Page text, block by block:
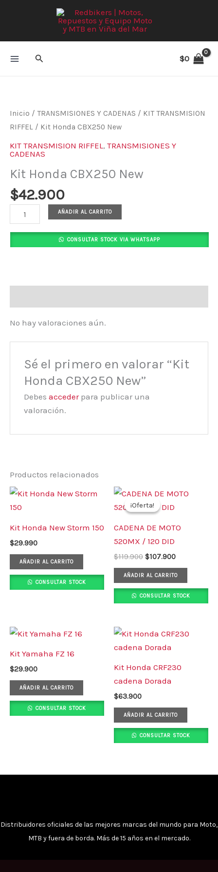
Buscar $0
Inicio / TRANSMISIONES Y CADENAS / KIT TRANSMISION
RIFFEL / Kit Honda CBX250 New
KIT TRANSMISION RIFFEL, TRANSMISIONES Y
CADENAS
Kit Honda CBX250 New
$42.900
CBX250
New
AÑADIR AL CARRITO
CONSULTAR STOCK VIA WHATSAPP
No hay valoraciones aún.
Sé el primero en valorar “Kit
Honda CBX250 New”
Debesaccederpara publicar una
valoración.
Productos relacionados
Kit Honda New Storm 150
$29.990
AÑADIR AL CARRITO
CONSULTAR STOCK
¡Oferta!
¡Oferta!
CADENA DE MOTO
520MX / 120 DID
$119.900
El
original
$119.900.
$107.900
El
$107.900.
AÑADIR AL CARRITO
CONSULTAR STOCK
Kit Yamaha FZ 16
$29.900
AÑADIR AL CARRITO
CONSULTAR STOCK
Kit Honda CRF230
cadena Dorada
$63.900
AÑADIR AL CARRITO
CONSULTAR STOCK
Distribuidores oficiales de las mejores marcas del mundo para Moto,
MTB y fuera de borda. Más de 15 años en el mercado.